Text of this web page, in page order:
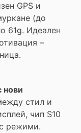
GPS и
(до
61g. Идеален
–
нови
стил и
чип S10
режими.